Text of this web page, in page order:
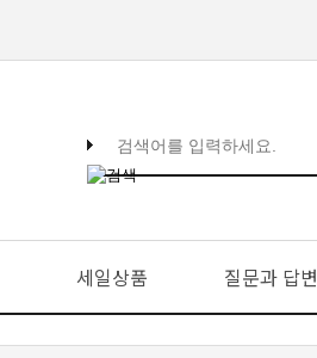
세일상품 질문과 답변